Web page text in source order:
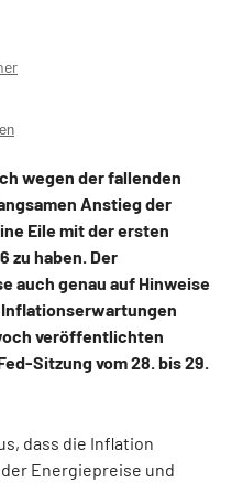
wegen der fallenden
Anstieg der
Eile mit der ersten
zu haben. Der
auch genau auf Hinweise
veröffentlichten
Sitzung vom 28. bis 29.
dass die Inflation
Energiepreise und